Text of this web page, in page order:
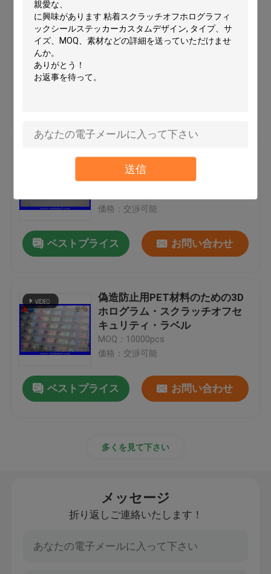
送信
ー スクラッチオフ 薬局 3D ホロ
グラフィック VOIDステッカー
グラム スティッカー ホットスタ
ンプ ホログラム
価格：交渉可能
ベストプライス お問い合わせ
偽造防止用PET材料のための3D
ホログラム・スクラッチオフセ
キュリティ・ラベル
MOQ：10000pcs
価格：交渉可能
ベストプライス お問い合わせ
多くを見て下さい
メッセージ
折り返しご連絡いたします！